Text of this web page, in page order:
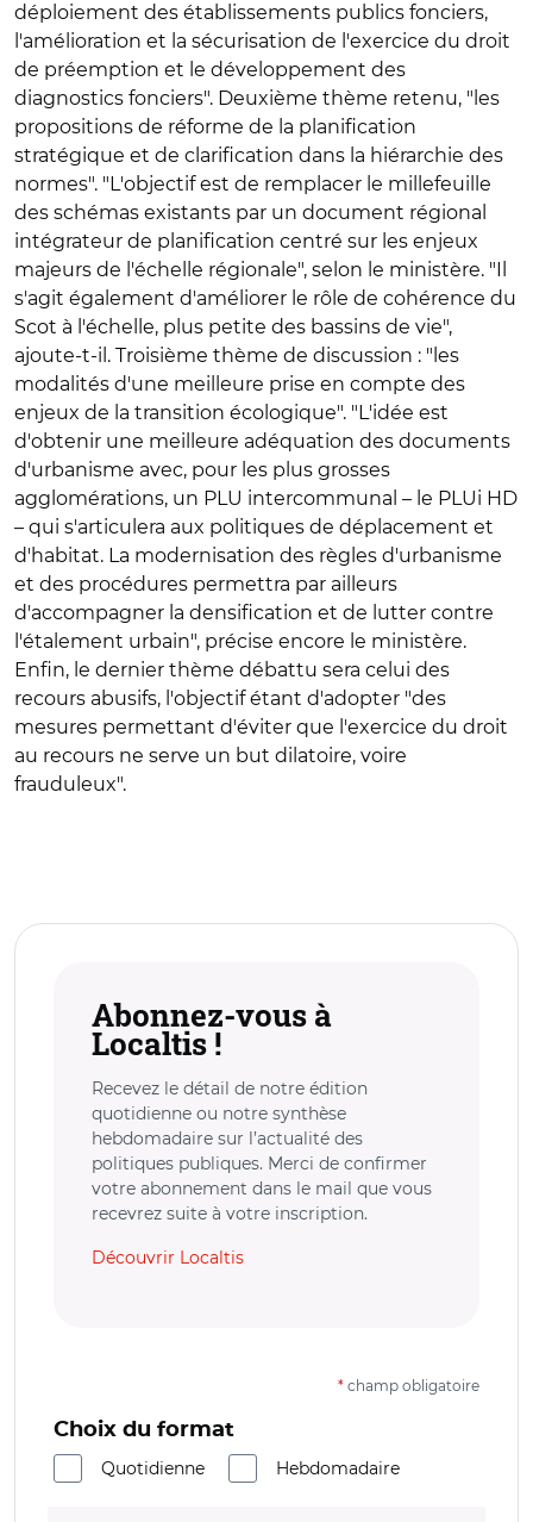
déploiement des établissements publics fonciers,
l'amélioration et la sécurisation de l'exercice du droit
de préemption et le développement des
diagnostics fonciers". Deuxième thème retenu, "les
propositions de réforme de la planification
stratégique et de clarification dans la hiérarchie des
normes". "L'objectif est de remplacer le millefeuille
des schémas existants par un document régional
intégrateur de planification centré sur les enjeux
majeurs de l'échelle régionale", selon le ministère. "Il
s'agit également d'améliorer le rôle de cohérence du
Scot à l'échelle, plus petite des bassins de vie",
ajoute-t-il. Troisième thème de discussion : "les
modalités d'une meilleure prise en compte des
enjeux de la transition écologique". "L'idée est
d'obtenir une meilleure adéquation des documents
d'urbanisme avec, pour les plus grosses
agglomérations, un PLU intercommunal – le PLUi HD
– qui s'articulera aux politiques de déplacement et
d'habitat. La modernisation des règles d'urbanisme
et des procédures permettra par ailleurs
d'accompagner la densification et de lutter contre
l'étalement urbain", précise encore le ministère.
Enfin, le dernier thème débattu sera celui des
recours abusifs, l'objectif étant d'adopter "des
mesures permettant d'éviter que l'exercice du droit
au recours ne serve un but dilatoire, voire
frauduleux".
Abonnez-vous à
Localtis !
Recevez le détail de notre édition
quotidienne ou notre synthèse
hebdomadaire sur l’actualité des
politiques publiques. Merci de confirmer
votre abonnement dans le mail que vous
recevrez suite à votre inscription.
Découvrir Localtis
* champ obligatoire
Choix du format
Quotidienne
Hebdomadaire